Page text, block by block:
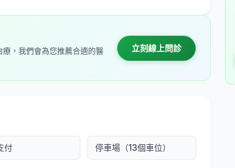
，我們會為您推薦合適的醫
立刻線上問診
付 停車場（13個車位）